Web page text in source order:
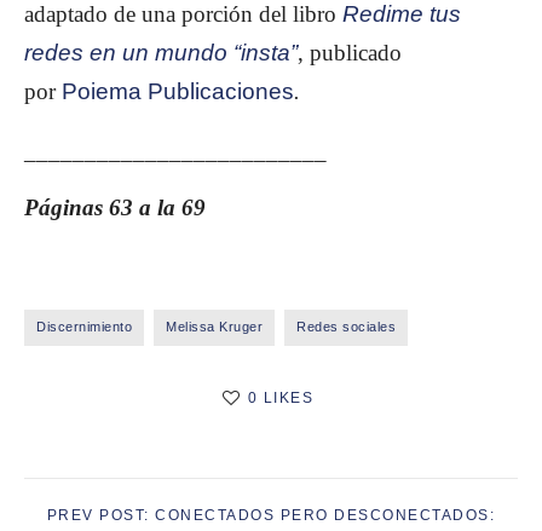
adaptado de una porción del libro Redime tus
redes en un mundo “insta”, publicado
por Poiema Publicaciones.
Páginas 63 a la 69
Discernimiento Melissa Kruger Redes sociales
0 LIKES
PREV POST: CONECTADOS PERO DESCONECTADOS: